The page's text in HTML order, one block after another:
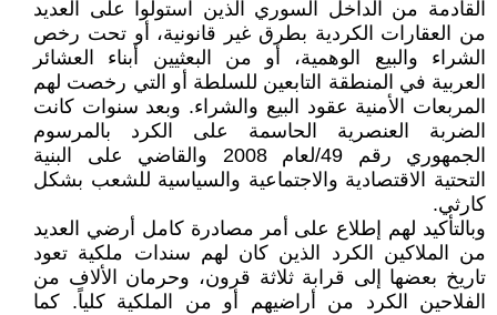
القادمة من الداخل السوري الذين استولوا على العديد
من العقارات الكردية بطرق غير قانونية، أو تحت رخص
الشراء والبيع الوهمية، أو من البعثيين أبناء العشائر
العربية في المنطقة التابعين للسلطة أو التي رخصت لهم
المربعات الأمنية عقود البيع والشراء. وبعد سنوات كانت
الضربة العنصرية الحاسمة على الكرد بالمرسوم
الجمهوري رقم 49/لعام 2008 والقاضي على البنية
التحتية الاقتصادية والاجتماعية والسياسية للشعب بشكل
كارثي.
وبالتأكيد لهم إطلاع على أمر مصادرة كامل أرضي العديد
من الملاكين الكرد الذين كان لهم سندات ملكية تعود
تاريخ بعضها إلى قرابة ثلاثة قرون، وحرمان الألاف من
الفلاحين الكرد من أراضيهم أو من الملكية كلياً. كما